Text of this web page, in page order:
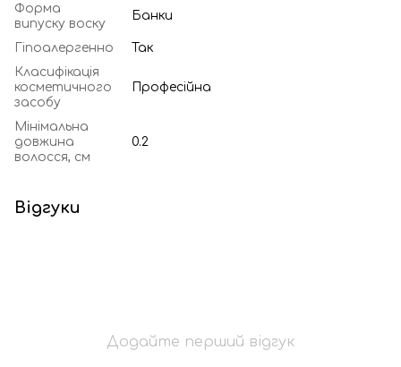
Форма
випуску воску
Банки
Гіпоалергенно
Так
Класифікація
косметичного
засобу
Професійна
Мінімальна
довжина
волосся, см
0.2
Відгуки
Додайте перший відгук